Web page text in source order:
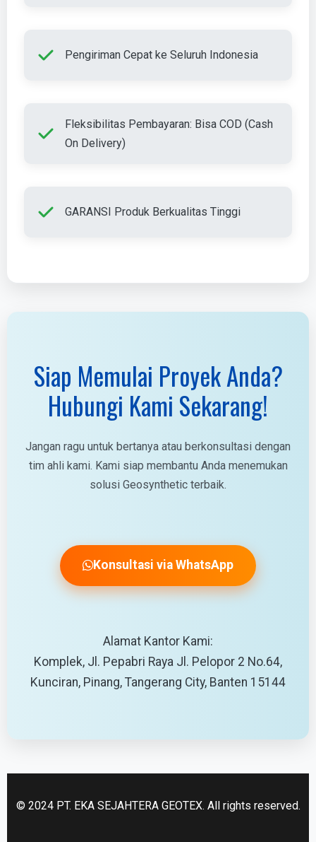
Pengiriman Cepat ke Seluruh Indonesia
Fleksibilitas Pembayaran: Bisa COD (Cash
On Delivery)
GARANSI Produk Berkualitas Tinggi
Siap Memulai Proyek Anda?
Hubungi Kami Sekarang!
Jangan ragu untuk bertanya atau berkonsultasi dengan
tim ahli kami. Kami siap membantu Anda menemukan
solusi Geosynthetic terbaik.
Konsultasi via WhatsApp
Alamat Kantor Kami:
Komplek, Jl. Pepabri Raya Jl. Pelopor 2 No.64,
Kunciran, Pinang, Tangerang City, Banten 15144
© 2024 PT. EKA SEJAHTERA GEOTEX. All rights reserved.